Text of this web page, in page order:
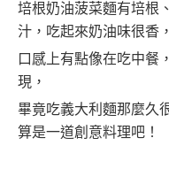
培根奶油菠菜麵有培根
汁，吃起來奶油味很香，
口感上有點像在吃中餐
現，
畢竟吃義大利麵那麼久
算是一道創意料理吧！